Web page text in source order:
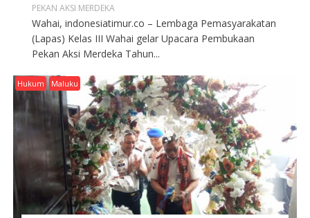
PEKAN AKSI MERDEKA
Wahai, indonesiatimur.co – Lembaga Pemasyarakatan
(Lapas) Kelas III Wahai gelar Upacara Pembukaan
Pekan Aksi Merdeka Tahun...
Hukum Maluku